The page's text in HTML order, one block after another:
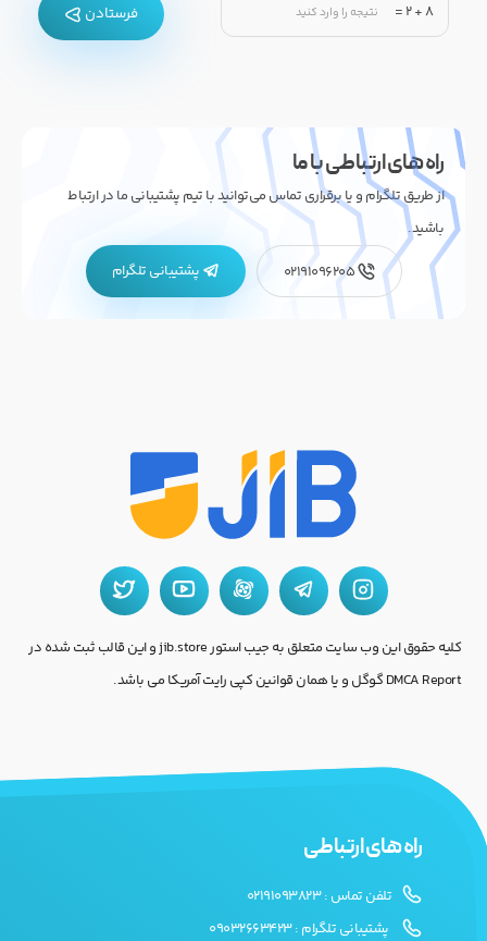
8
+
2
= فرستادن
راه های ارتباطی با ما
از طریق تلگرام و یا برقراری تماس می‌توانید با تیم پشتیبانی ما در ارتباط
باشید.
02191096205
پشتیبانی تلگرام
کلیه حقوق این وب سایت متعلق به جیب استور jib.store و این قالب ثبت شده در
DMCA Report گوگل و یا همان قوانین کپی رایت آمریکا می باشد.
راه های ارتباطی
تلفن تماس : 02191093823
پشتیبانی تلگرام : 09032663423